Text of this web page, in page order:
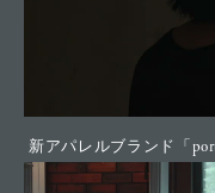
新アパレルブランド「